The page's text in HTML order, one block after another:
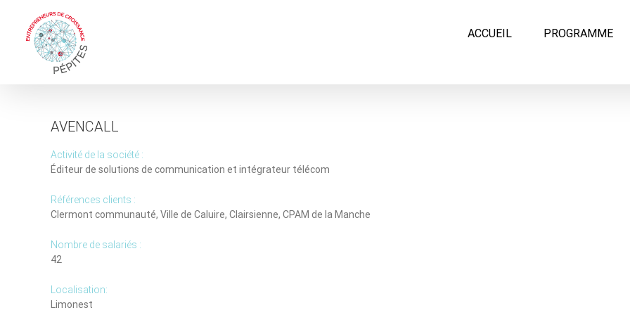
content
ACCUEIL PROGRAMME
AVENCALL
Activité de la société :
Éditeur de solutions de communication et intégrateur télécom
Références clients :
Clermont communauté, Ville de Caluire, Clairsienne, CPAM de la Manche
Nombre de salariés :
42
Localisation:
Limonest